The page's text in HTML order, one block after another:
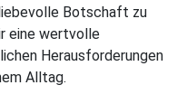
Botschaft zu
eine wertvolle
Herausforderungen
Alltag.